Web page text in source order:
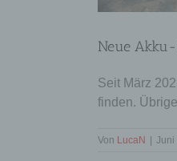
Neue
Seit März
finden.
Von LucaN Juni